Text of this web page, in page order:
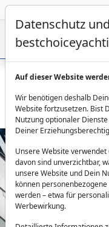
Sunseeker Manhattan
Kroatien
Datenschutz
Auf dieser Website
Wir benötigen deshalb
Website fortzusetzen. Bist
Nutzung optionaler
Deiner
Unsere Website
davon sind unverzichtbar,
unsere Website und Dein
können
werden – etwa für
Werbewirkung.